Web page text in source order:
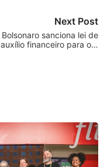
Next Post
Bolsonaro sanciona lei de
auxílio financeiro para o…